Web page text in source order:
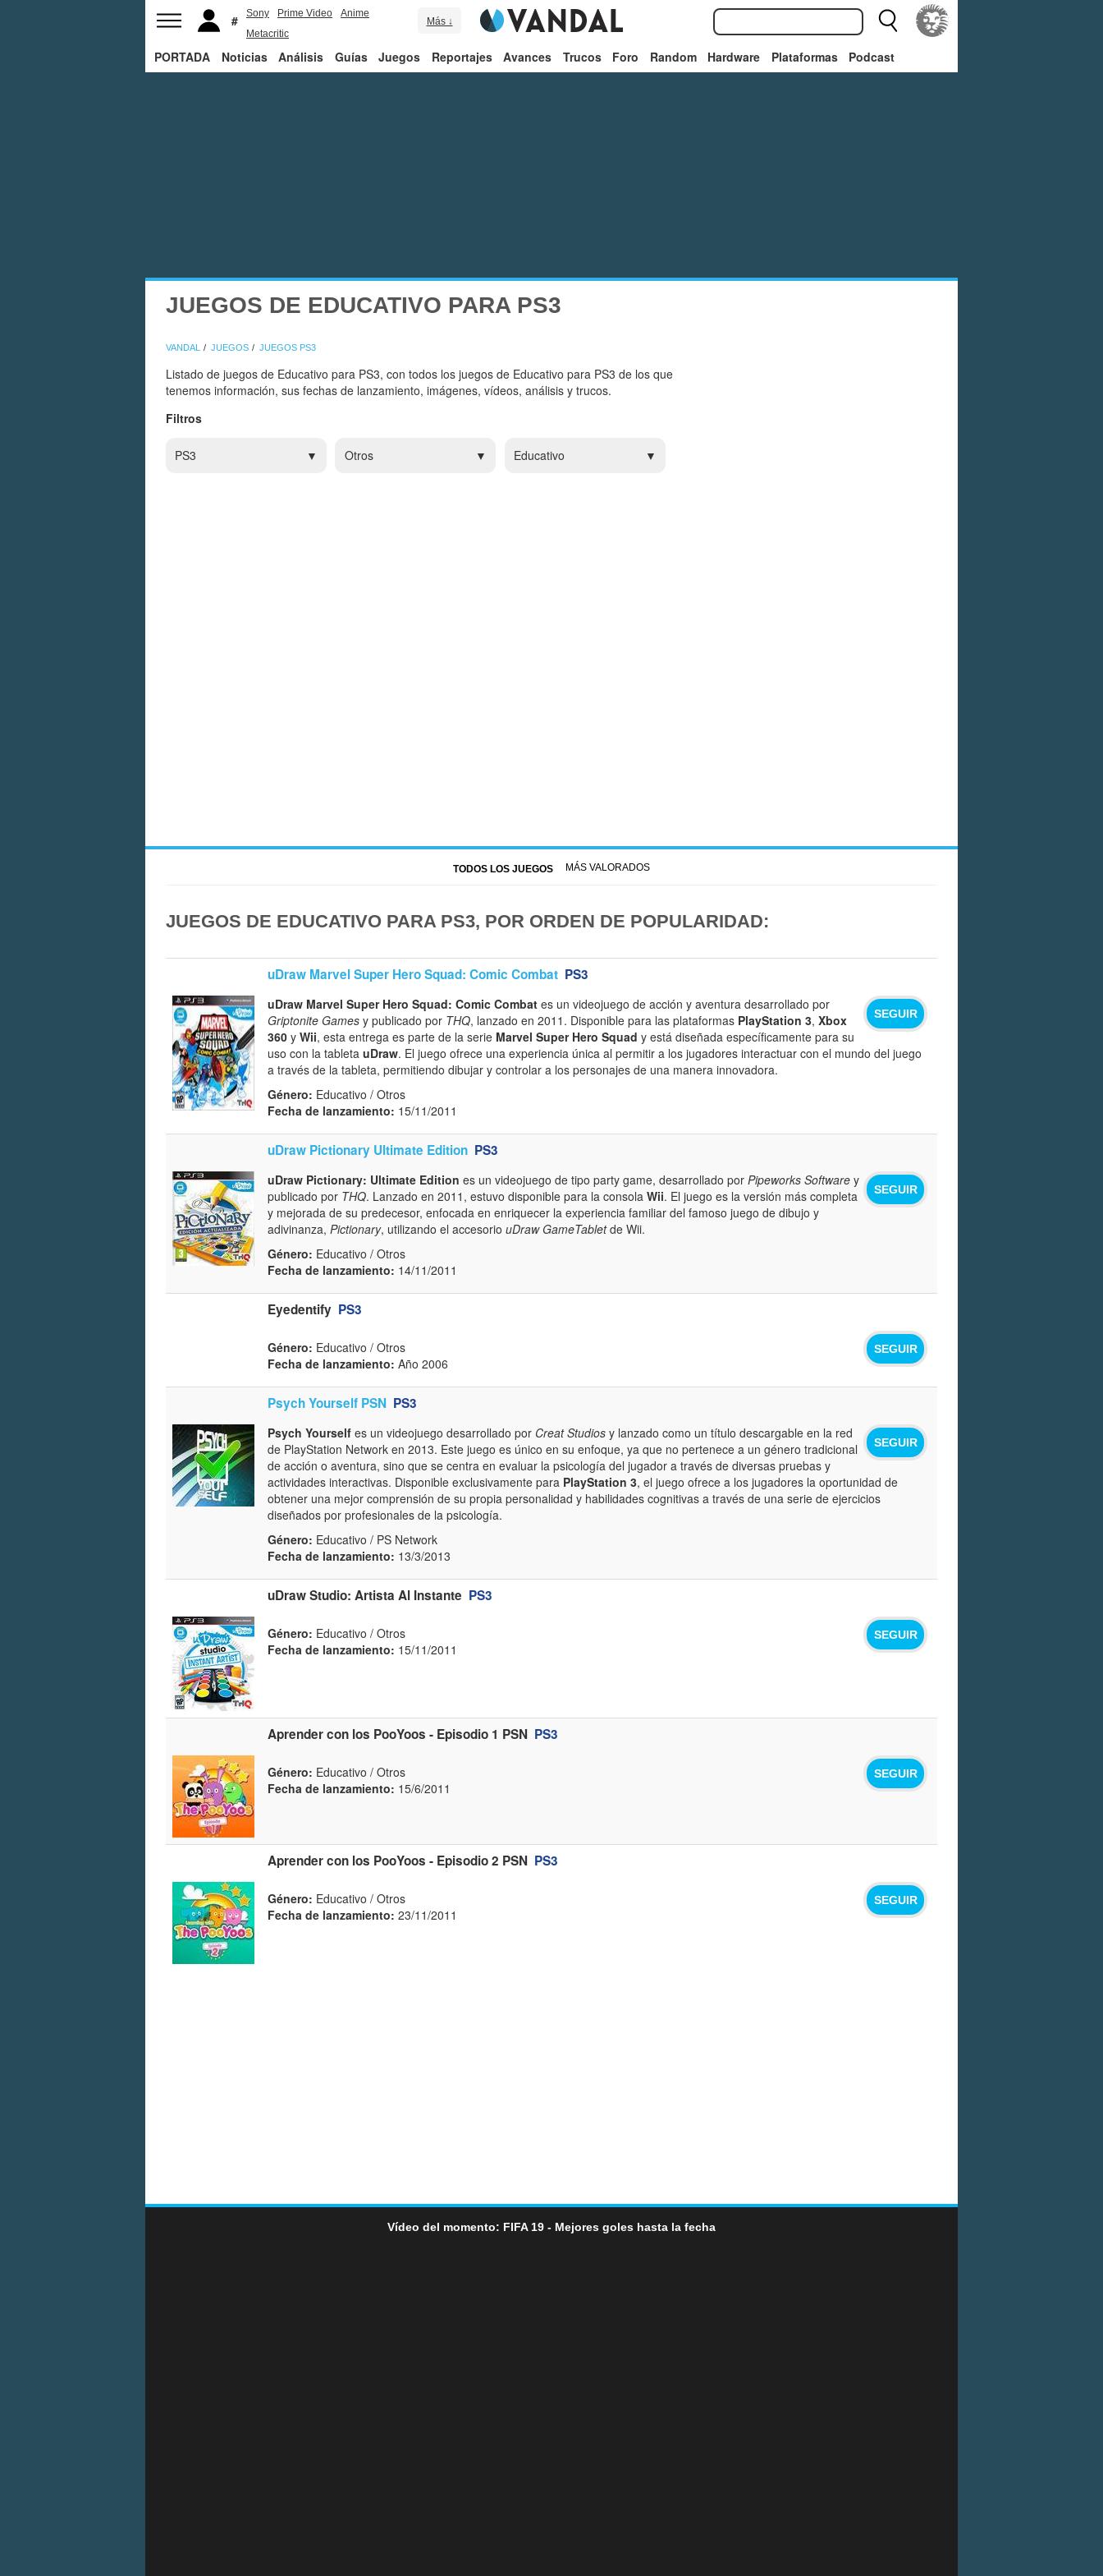
Sony Prime Video
Anime
Metacritic
Más ↓
PORTADA Noticias Análisis Guías Juegos Reportajes Avances Trucos Foro Random Hardware Plataformas Podcast
JUEGOS DE EDUCATIVO PARA PS3
VANDAL JUEGOS JUEGOS PS3
Listado de juegos de Educativo para PS3, con todos los juegos de Educativo para PS3 de los que
tenemos información, sus fechas de lanzamiento, imágenes, vídeos, análisis y trucos.
Filtros
PS3 Otros Educativo
TODOS LOS JUEGOS MÁS VALORADOS
JUEGOS DE EDUCATIVO PARA PS3, POR ORDEN DE POPULARIDAD:
uDraw Marvel Super Hero Squad: Comic Combat PS3
SEGUIR
uDraw Marvel Super Hero Squad: Comic Combat es un videojuego de acción y aventura desarrollado por
Griptonite Games y publicado por THQ, lanzado en 2011. Disponible para las plataformas PlayStation 3, Xbox
360 y Wii, esta entrega es parte de la serie Marvel Super Hero Squad y está diseñada específicamente para su
uso con la tableta uDraw. El juego ofrece una experiencia única al permitir a los jugadores interactuar con el mundo del juego
a través de la tableta, permitiendo dibujar y controlar a los personajes de una manera innovadora.
Género: Educativo / Otros
Fecha de lanzamiento: 15/11/2011
uDraw Pictionary Ultimate Edition PS3
SEGUIR
uDraw Pictionary: Ultimate Edition es un videojuego de tipo party game, desarrollado por Pipeworks Software y
publicado por THQ. Lanzado en 2011, estuvo disponible para la consola Wii. El juego es la versión más completa
y mejorada de su predecesor, enfocada en enriquecer la experiencia familiar del famoso juego de dibujo y
adivinanza, Pictionary, utilizando el accesorio uDraw GameTabletde Wii.
Género: Educativo / Otros
Fecha de lanzamiento: 14/11/2011
Eyedentify PS3
SEGUIR
Género: Educativo / Otros
Fecha de lanzamiento: Año 2006
Psych Yourself PSN PS3
SEGUIR
Psych Yourself es un videojuego desarrollado por Creat Studios y lanzado como un título descargable en la red
de PlayStation Network en 2013. Este juego es único en su enfoque, ya que no pertenece a un género tradicional
de acción o aventura, sino que se centra en evaluar la psicología del jugador a través de diversas pruebas y
actividades interactivas. Disponible exclusivamente para PlayStation 3, el juego ofrece a los jugadores la oportunidad de
obtener una mejor comprensión de su propia personalidad y habilidades cognitivas a través de una serie de ejercicios
diseñados por profesionales de la psicología.
Género: Educativo / PS Network
Fecha de lanzamiento: 13/3/2013
uDraw Studio: Artista Al Instante PS3
SEGUIR
Género: Educativo / Otros
Fecha de lanzamiento: 15/11/2011
Aprender con los PooYoos - Episodio 1 PSN PS3
SEGUIR
Género: Educativo / Otros
Fecha de lanzamiento: 15/6/2011
Aprender con los PooYoos - Episodio 2 PSN PS3
SEGUIR
Género: Educativo / Otros
Fecha de lanzamiento: 23/11/2011
Vídeo del momento: FIFA 19 - Mejores goles hasta la fecha